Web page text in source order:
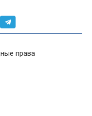
права